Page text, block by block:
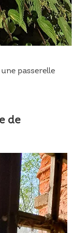
une passerelle
de